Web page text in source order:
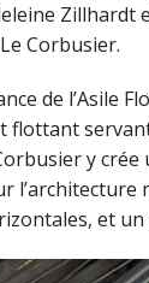
Zillhardt
Corbusier.
de l’Asile
flottant
y
et